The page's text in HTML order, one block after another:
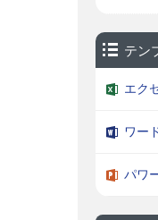
テン
エク
ワー
パワ